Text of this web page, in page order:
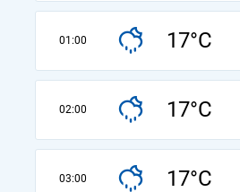
01:00 17°C
02:00 17°C
03:00 17°C